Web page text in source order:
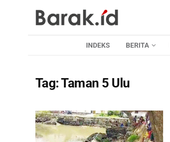
INDEKS BERITA
Tag:Taman 5 Ulu